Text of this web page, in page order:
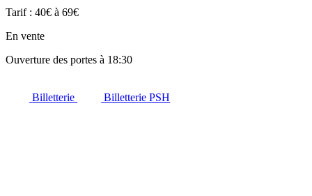
Tarif : 40€ à 69€
En vente
Ouverture des portes à 18:30
Billetterie Billetterie PSH